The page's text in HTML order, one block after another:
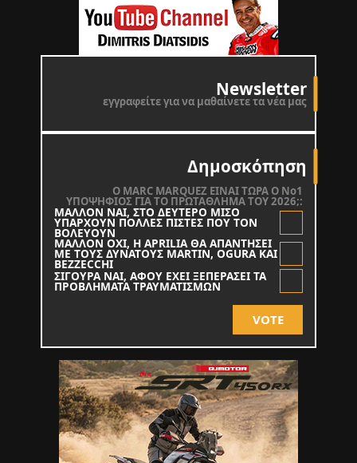
Newsletter
εγγραφείτε για να μαθαίνετε τα νέα μας
Δημοσκόπηση
O MARC MARQUEZ ΕΙΝΑΙ ΤΩΡΑ Ο Νο1
ΥΠΟΨΗΦΙΟΣ ΓΙΑ ΤΟ ΠΡΩΤΑΘΛΗΜΑ ΤΟΥ 2026;:
ΜΑΛΛΟΝ ΝΑΙ, ΣΤΟ ΔΕΥΤΕΡΟ ΜΙΣΟ
ΥΠΑΡΧΟΥΝ ΠΟΛΛΕΣ ΠΙΣΤΕΣ ΠΟΥ ΤΟΝ
ΒΟΛΕΥΟΥΝ
ΜΑΛΛΟΝ ΟΧΙ, Η APRILIA ΘΑ ΑΠΑΝΤΗΣΕΙ
ΜΕ ΤΟΥΣ ΔΥΝΑΤΟΥΣ MARTIN, OGURA KAI
BEZZECCHI
ΣΙΓΟΥΡΑ ΝΑΙ, ΑΦΟΥ ΕΧΕΙ ΞΕΠΕΡΑΣΕΙ ΤΑ
ΠΡΟΒΛΗΜΑΤΑ ΤΡΑΥΜΑΤΙΣΜΩΝ
VOTE